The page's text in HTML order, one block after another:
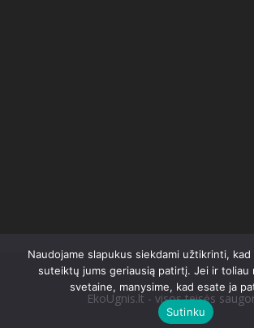
EkoUgnis.lt - visos teisės
Naudojame slapukus siekdami užtikrinti,
suteiktų jums geriausią patirtį. Jei ir toliau
svetaine, manysime, kad esate ja
Sutinku